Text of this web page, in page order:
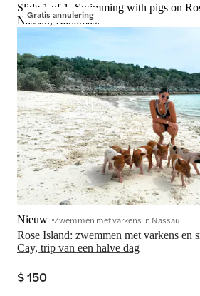
Gratis annulering
Slide 1 of 1, Swimming with pigs on
Nassau, Bahamas.
Rose Island: zwemmen met varkens en
Cay, trip van een halve dag
Nieuw Zwemmen met varkens in Nassau
$ 150